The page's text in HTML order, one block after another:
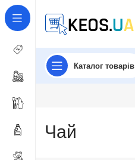
Каталог товарів
Чай